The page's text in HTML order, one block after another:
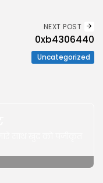
NEXT POST
0xb4306440
Uncategorized